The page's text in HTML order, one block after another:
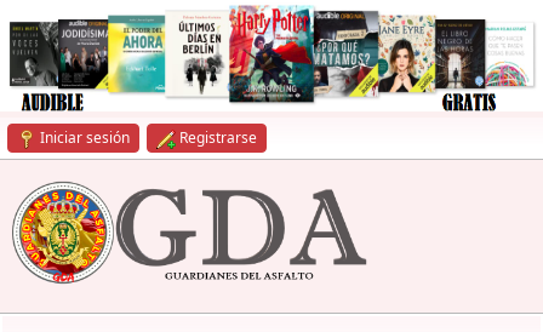
Iniciar sesión Registrarse